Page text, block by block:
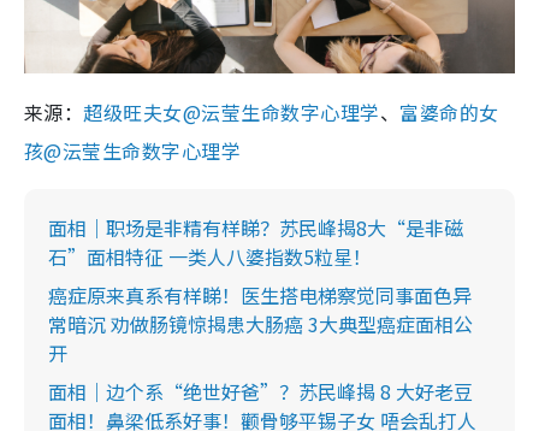
来源：超级旺夫女@沄莹生命数字心理学、 富婆命的女
孩@沄莹生命数字心理学
面相｜职场是非精有样睇？苏民峰揭8大“是非磁
石”面相特征 一类人八婆指数5粒星！
癌症原来真系有样睇！医生搭电梯察觉同事面色异
常暗沉 劝做肠镜惊揭患大肠癌 3大典型癌症面相公
开
面相｜边个系“绝世好爸”？苏民峰揭 8 大好老豆
面相！鼻梁低系好事！颧骨够平锡子女 唔会乱打人